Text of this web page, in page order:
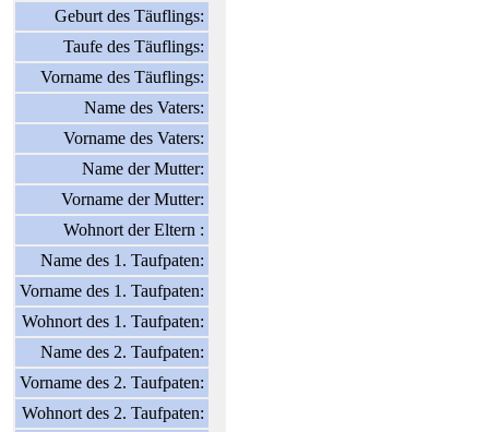
Geburt des Täuflings:
Taufe des Täuflings:
Vorname des Täuflings:
Name des Vaters:
Vorname des Vaters:
Name der Mutter:
Vorname der Mutter:
Wohnort der Eltern :
Name des 1. Taufpaten:
Vorname des 1. Taufpaten:
Wohnort des 1. Taufpaten:
Name des 2. Taufpaten:
Vorname des 2. Taufpaten:
Wohnort des 2. Taufpaten: